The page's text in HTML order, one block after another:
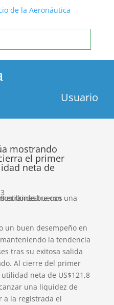
Usuario
mostrando
el primer
neta de
un buen desempeño en
la tendencia
tras su exitosa salida
Al cierre del primer
neta de US$121,8
una liquidez de
a la registrada el